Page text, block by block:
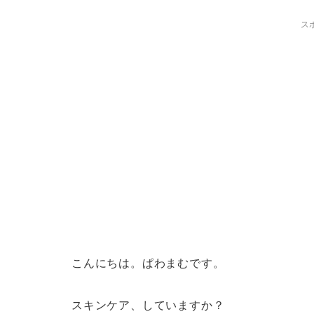
ス
こんにちは。ぱわまむです。
スキンケア、していますか？